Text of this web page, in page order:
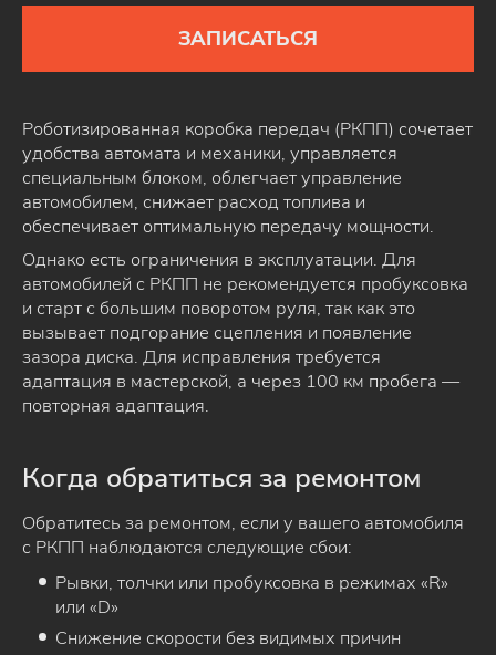
ЗАПИСАТЬСЯ
Роботизированная коробка передач (РКПП) сочетает
удобства автомата и механики, управляется
специальным блоком, облегчает управление
автомобилем, снижает расход топлива и
обеспечивает оптимальную передачу мощности.
Однако есть ограничения в эксплуатации. Для
автомобилей с РКПП не рекомендуется пробуксовка
и старт с большим поворотом руля, так как это
вызывает подгорание сцепления и появление
зазора диска. Для исправления требуется
адаптация в мастерской, а через 100 км пробега —
повторная адаптация.
Когда обратиться за ремонтом
Обратитесь за ремонтом, если у вашего автомобиля
с РКПП наблюдаются следующие сбои:
Рывки, толчки или пробуксовка в режимах «R»
или «D»
Снижение скорости без видимых причин